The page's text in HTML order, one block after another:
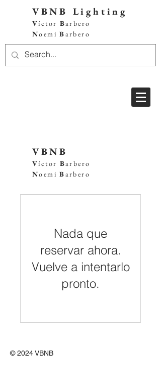
VBNB Lighting
Víctor Barbero
NoemiBarbero
VBNB
Víctor Barbero
NoemiBarbero
Nada que
reservar ahora.
Vuelve a intentarlo
pronto.
© 2024 VBNB